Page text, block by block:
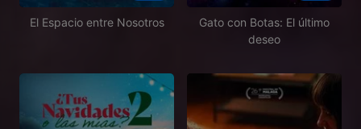
El Espacio entre Nosotros
Gato con Botas: El último
deseo